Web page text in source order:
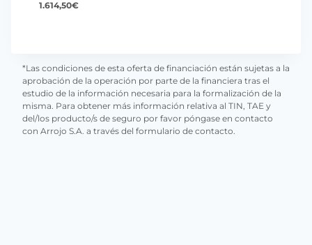
1.614,50€
*Las condiciones de esta oferta de financiación están sujetas a la
aprobación de la operación por parte de la financiera tras el
estudio de la información necesaria para la formalización de la
misma. Para obtener más información relativa al TIN, TAE y
del/los producto/s de seguro por favor póngase en contacto
con Arrojo S.A. a través del formulario de contacto.